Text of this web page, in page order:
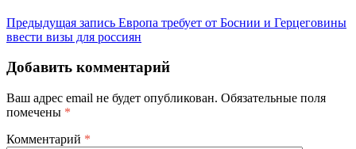
Предыдущая запись Европа требует от Боснии и Герцеговины
ввести визы для россиян
Добавить комментарий
Ваш адрес email не будет опубликован. Обязательные поля
помечены *
Комментарий *